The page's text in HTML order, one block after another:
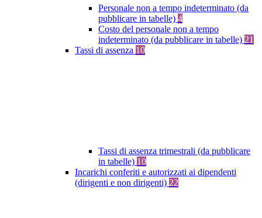
Personale non a tempo indeterminato (da
pubblicare in tabelle) 4
Costo del personale non a tempo
indeterminato (da pubblicare in tabelle) 21
Tassi di assenza 10
Tassi di assenza trimestrali (da pubblicare
in tabelle) 10
Incarichi conferiti e autorizzati ai dipendenti
(dirigenti e non dirigenti) 22